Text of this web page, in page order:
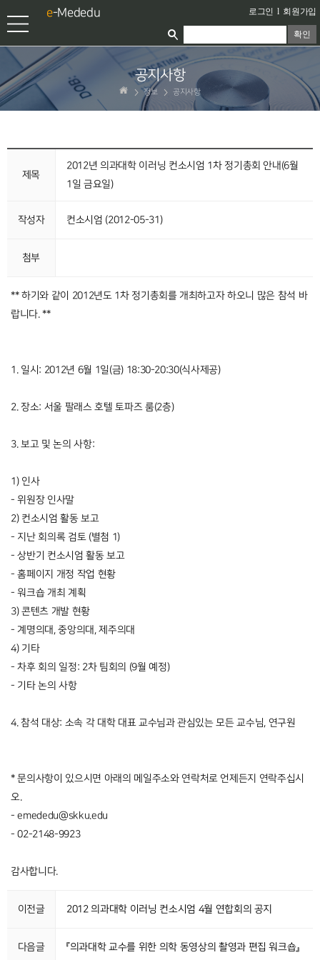
e-Mededu 로그인 l 회원가입
확인
공지사항
정보 공지사항
제목
2012년 의과대학 이러닝 컨소시엄 1차 정기총회 안내(6월
1일 금요일)
작성자 컨소시엄 (2012-05-31)
첨부
** 하기와 같이 2012년도 1차 정기총회를 개최하고자 하오니 많은 참석 바
랍니다. **
1. 일시: 2012년 6월 1일(금) 18:30-20:30(식사제공)
2. 장소: 서울 팔래스 호텔 토파즈 룸(2층)
3. 보고 및 논의 사항:
1) 인사
- 위원장 인사말
2) 컨소시엄 활동 보고
- 지난 회의록 검토 (별첨 1)
- 상반기 컨소시엄 활동 보고
- 홈페이지 개정 작업 현황
- 워크숍 개최 계획
3) 콘텐츠 개발 현황
- 계명의대, 중앙의대, 제주의대
4) 기타
- 차후 회의 일정: 2차 팀회의 (9월 예정)
- 기타 논의 사항
4. 참석 대상: 소속 각 대학 대표 교수님과 관심있는 모든 교수님, 연구원
* 문의사항이 있으시면 아래의 메일주소와 연락처로 언제든지 연락주십시
오.
- emededu@skku.edu
- 02-2148-9923
감사합니다.
이전글 2012 의과대학 이러닝 컨소시엄 4월 연합회의 공지
다음글 『의과대학 교수를 위한 의학 동영상의 촬영과 편집 워크숍』